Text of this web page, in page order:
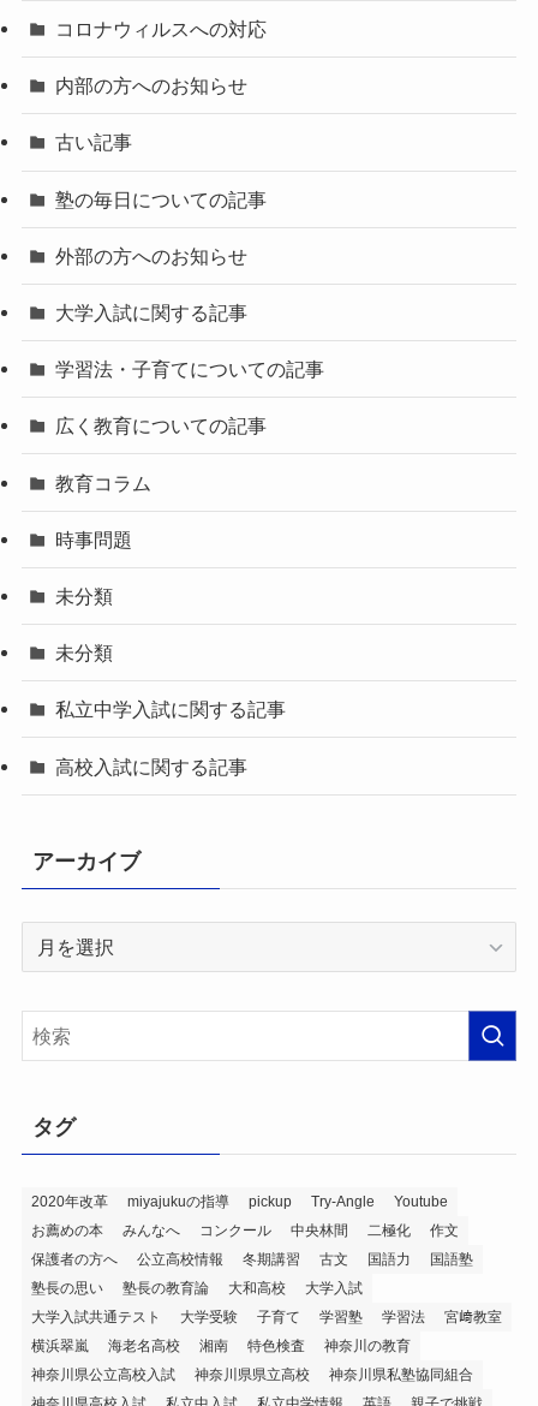
コロナウィルスへの対応
内部の方へのお知らせ
古い記事
塾の毎日についての記事
外部の方へのお知らせ
大学入試に関する記事
学習法・子育てについての記事
広く教育についての記事
教育コラム
時事問題
未分類
未分類
私立中学入試に関する記事
高校入試に関する記事
アーカイブ
イ
ブ
タグ
2020年改革 miyajukuの指導 pickup Try-Angle
Youtube
お薦めの本
みんなへ コンクール 中央林間 二極化
作文
保護者の方へ
公立高校情報 冬期講習 古文 国語力
国語塾
塾長の思い
塾長の教育論 大和高校
大学入試
大学入試共通テスト
大学受験 子育て 学習塾 学習法
宮﨑教室
横浜翠嵐
海老名高校 湘南 特色検査
神奈川の教育
神奈川県公立高校入試
神奈川県県立高校
神奈川県私塾協同組合